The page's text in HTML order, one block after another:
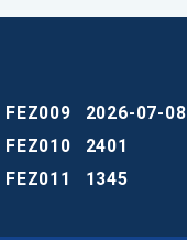
FEZ009
2026-07-08
FEZ010
2401
FEZ011
1345